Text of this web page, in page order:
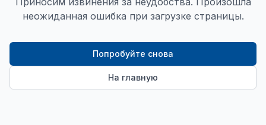
неожиданная ошибка при загрузке страницы.
Попробуйте снова
На главную